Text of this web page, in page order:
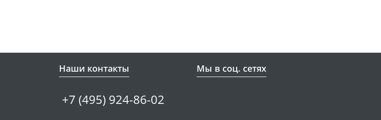
Наши контакты
+7 (495) 924-86-02
Мы в соц. сетях